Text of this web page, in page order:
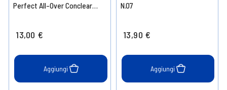
Perfect All-Over Conclear
13,00 €
Aggiungi
N.07
13,90 €
Aggiungi